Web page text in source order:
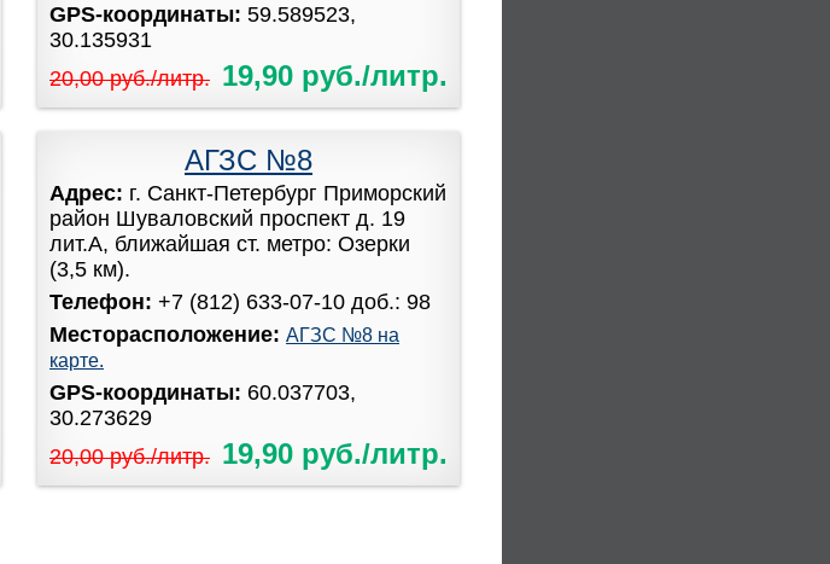
GPS-координаты: 59.589523,
30.135931
20,00 руб./литр. 19,90 руб./литр.
АГЗС №8
Адрес: г. Санкт-Петербург Приморский
район Шуваловский проспект д. 19
лит.А, ближайшая ст. метро: Озерки
(3,5 км).
Телефон: +7 (812) 633-07-10 доб.: 98
Месторасположение: АГЗС №8 на
карте.
GPS-координаты: 60.037703,
30.273629
20,00 руб./литр. 19,90 руб./литр.